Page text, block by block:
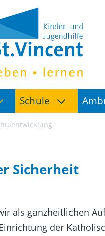
Schule
Sicherheit
als ganzheitlichen
der